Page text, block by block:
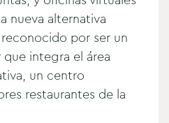
nueva alternativa
por ser un
integra el área
un centro
restaurantes de la